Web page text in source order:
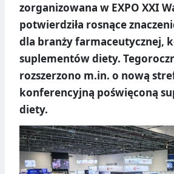
zorganizowana w EXPO XXI
potwierdziła rosnące
dla branży farmaceutycznej,
suplementów diety.
rozszerzono m.in. o nową
konferencyjną poświęconą
diety.